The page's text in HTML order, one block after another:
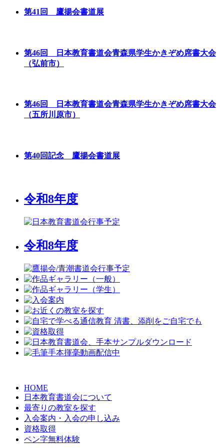
第41回 鷹揚会書道展
第46回 日本教育書道会青森県学生かきぞめ席書大会
（弘前市）
第46回 日本教育書道会青森県学生かきぞめ席書大会
（五所川原市）
第40回記念 鷹揚会書道展
令和8年度
令和8年度
HOME
日本教育書道会について
最寄りの教室を探す
入会案内・入会の申し込み
資格取得
ペン字無料体験